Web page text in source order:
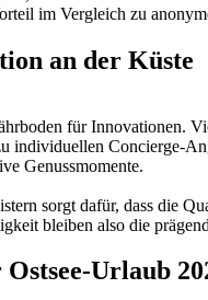
im Vergleich zu
an der Küste
für Innovationen.
individuellen Concierge-
Genussmomente.
sorgt dafür, dass die
bleiben also die
Urlaub